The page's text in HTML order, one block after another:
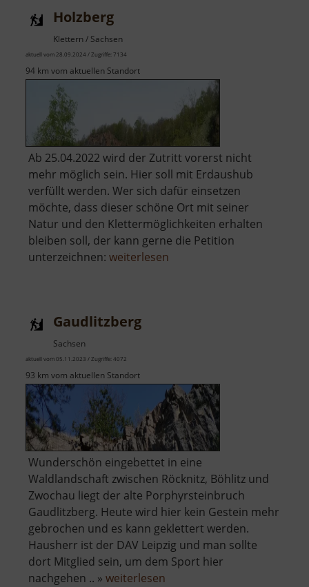
Holzberg
Klettern / Sachsen
aktuell vom 28.09.2024 / Zugriffe: 7134
94 km vom aktuellen Standort
Ab 25.04.2022 wird der Zutritt vorerst nicht
mehr möglich sein. Hier soll mit Erdaushub
verfüllt werden. Wer sich dafür einsetzen
möchte, dass dieser schöne Ort mit seiner
Natur und den Klettermöglichkeiten erhalten
bleiben soll, der kann gerne die Petition
unterzeichnen: weiterlesen
Gaudlitzberg
Sachsen
aktuell vom 05.11.2023 / Zugriffe: 4072
93 km vom aktuellen Standort
Wunderschön eingebettet in eine
Waldlandschaft zwischen Röcknitz, Böhlitz und
Zwochau liegt der alte Porphyrsteinbruch
Gaudlitzberg. Heute wird hier kein Gestein mehr
gebrochen und es kann geklettert werden.
Hausherr ist der DAV Leipzig und man sollte
dort Mitglied sein, um dem Sport hier
nachgehen .. » weiterlesen